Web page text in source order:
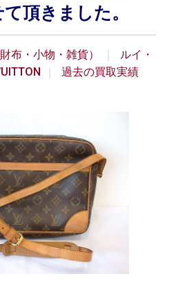
頂きました。
布・小物・雑貨）
ルイ・
過去の買取実績